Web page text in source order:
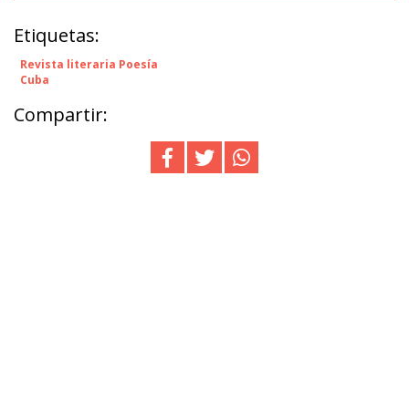
Etiquetas:
Revista literaria Poesía
Cuba
Compartir: